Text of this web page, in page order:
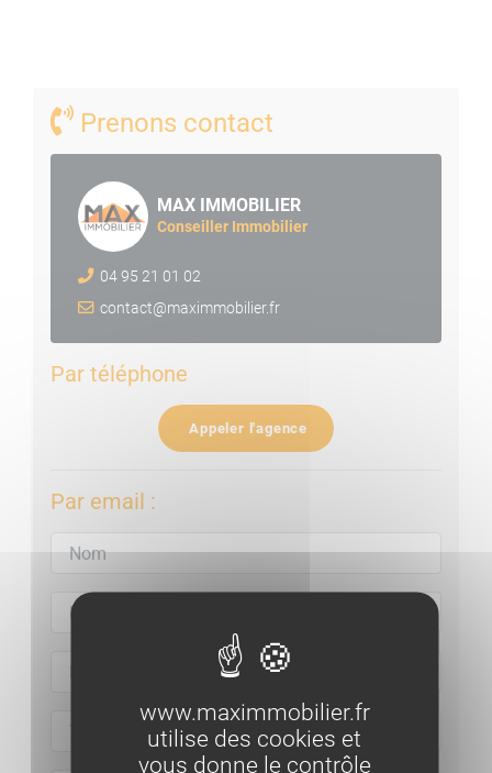
Prenons contact
MAX IMMOBILIER
Conseiller Immobilier
04 95 21 01 02
contact@maximmobilier.fr
Par téléphone
Appeler l'agence
Par email :
www.maximmobilier.fr
utilise des cookies et
vous donne le contrôle